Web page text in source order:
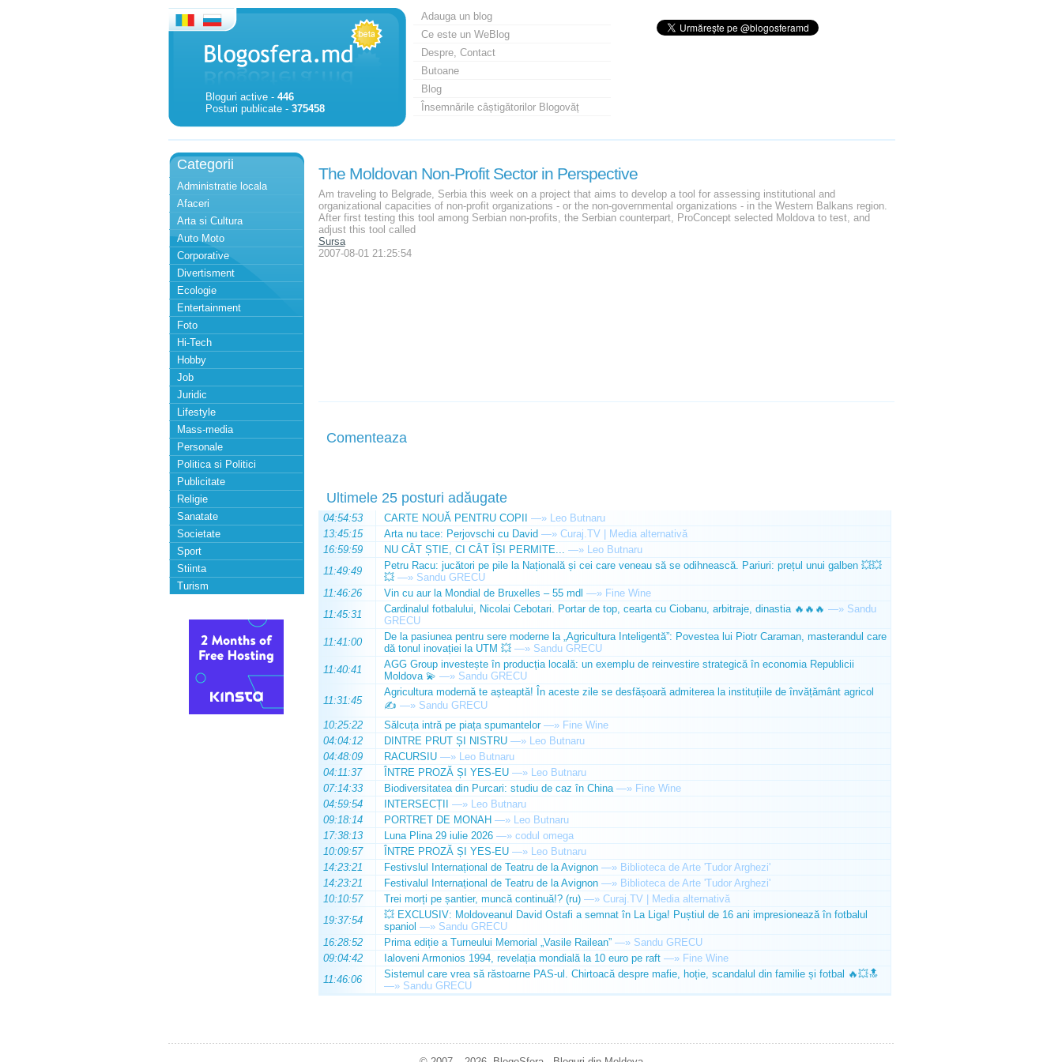
Bloguri active - 446
Posturi publicate - 375458
Adauga un blog
Ce este un WeBlog
Despre, Contact
Butoane
Blog
Însemnările câștigătorilor Blogovăț
Categorii
Administratie locala
Afaceri
Arta si Cultura
Auto Moto
Corporative
Divertisment
Ecologie
Entertainment
Foto
Hi-Tech
Hobby
Job
Juridic
Lifestyle
Mass-media
Personale
Politica si Politici
Publicitate
Religie
Sanatate
Societate
Sport
Stiinta
Turism
The Moldovan Non-Profit Sector in Perspective
Am traveling to Belgrade, Serbia this week on a project that aims to develop a tool for assessing institutional and
organizational capacities of non-profit organizations - or the non-governmental organizations - in the Western Balkans region.
After first testing this tool among Serbian non-profits, the Serbian counterpart, ProConcept selected Moldova to test, and
adjust this tool called
Sursa
2007-08-01 21:25:54
Comenteaza
Ultimele 25 posturi adăugate
04:54:53 CARTE NOUĂ PENTRU COPII —» Leo Butnaru
13:45:15
Arta nu tace: Perjovschi cu David —» Curaj.TV | Media alternativă
16:59:59
NU CÂT ȘTIE, CI CÂT ÎȘI PERMITE... —» Leo Butnaru
11:49:49
Petru Racu: jucători pe pile la Națională și cei care veneau să se odihnească. Pariuri: prețul unui galben 💥💥
💥 —» Sandu GRECU
11:46:26
Vin cu aur la Mondial de Bruxelles – 55 mdl —» Fine Wine
11:45:31
Cardinalul fotbalului, Nicolai Cebotari. Portar de top, cearta cu Ciobanu, arbitraje, dinastia 🔥🔥🔥 —» Sandu
GRECU
11:41:00
De la pasiunea pentru sere moderne la „Agricultura Inteligentă”: Povestea lui Piotr Caraman, masterandul care
dă tonul inovației la UTM 💥 —» Sandu GRECU
11:40:41
AGG Group investește în producția locală: un exemplu de reinvestire strategică în economia Republicii
Moldova 💫 —» Sandu GRECU
11:31:45
Agricultura modernă te așteaptă! În aceste zile se desfășoară admiterea la instituțiile de învățământ agricol
✍️ —» Sandu GRECU
10:25:22
Sălcuța intră pe piața spumantelor —» Fine Wine
04:04:12
DINTRE PRUT ȘI NISTRU —» Leo Butnaru
04:48:09
RACURSIU —» Leo Butnaru
04:11:37
ÎNTRE PROZĂ ȘI YES-EU —» Leo Butnaru
07:14:33
Biodiversitatea din Purcari: studiu de caz în China —» Fine Wine
04:59:54
INTERSECȚII —» Leo Butnaru
09:18:14
PORTRET DE MONAH —» Leo Butnaru
17:38:13
Luna Plina 29 iulie 2026 —» codul omega
10:09:57
ÎNTRE PROZĂ ȘI YES-EU —» Leo Butnaru
14:23:21
Festivslul Internațional de Teatru de la Avignon —» Biblioteca de Arte 'Tudor Arghezi'
14:23:21
Festivalul Internațional de Teatru de la Avignon —» Biblioteca de Arte 'Tudor Arghezi'
10:10:57
Trei morți pe șantier, muncă continuă!? (ru) —» Curaj.TV | Media alternativă
19:37:54
💥 EXCLUSIV: Moldoveanul David Ostafi a semnat în La Liga! Puștiul de 16 ani impresionează în fotbalul
spaniol —» Sandu GRECU
16:28:52
Prima ediție a Turneului Memorial „Vasile Railean” —» Sandu GRECU
09:04:42
Ialoveni Armonios 1994, revelația mondială la 10 euro pe raft —» Fine Wine
11:46:06
Sistemul care vrea să răstoarne PAS-ul. Chirtoacă despre mafie, hoție, scandalul din familie și fotbal 🔥💥🔝
—» Sandu GRECU